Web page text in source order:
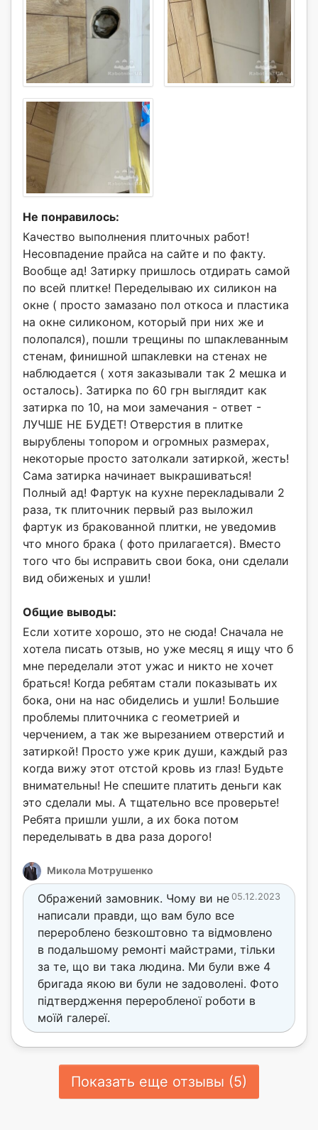
Не понравилось:
Качество выполнения плиточных работ!
Несовпадение прайса на сайте и по факту.
Вообще ад! Затирку пришлось отдирать самой
по всей плитке! Переделываю их силикон на
окне ( просто замазано пол откоса и пластика
на окне силиконом, который при них же и
полопался), пошли трещины по шпаклеванным
стенам, финишной шпаклевки на стенах не
наблюдается ( хотя заказывали так 2 мешка и
осталось). Затирка по 60 грн выглядит как
затирка по 10, на мои замечания - ответ -
ЛУЧШЕ НЕ БУДЕТ! Отверстия в плитке
вырублены топором и огромных размерах,
некоторые просто затолкали затиркой, жесть!
Сама затирка начинает выкрашиваться!
Полный ад! Фартук на кухне перекладывали 2
раза, тк плиточник первый раз выложил
фартук из бракованной плитки, не уведомив
что много брака ( фото прилагается). Вместо
того что бы исправить свои бока, они сделали
вид обиженых и ушли!
Общие выводы:
Если хотите хорошо, это не сюда! Сначала не
хотела писать отзыв, но уже месяц я ищу что б
мне переделали этот ужас и никто не хочет
браться! Когда ребятам стали показывать их
бока, они на нас обиделись и ушли! Большие
проблемы плиточника с геометрией и
черчением, а так же вырезанием отверстий и
затиркой! Просто уже крик души, каждый раз
когда вижу этот отстой кровь из глаз! Будьте
внимательны! Не спешите платить деньги как
это сделали мы. А тщательно все проверьте!
Ребята пришли ушли, а их бока потом
переделывать в два раза дорого!
Микола Мотрушенко
05.12.2023
Ображений замовник. Чому ви не
написали правди, що вам було все
перероблено безкоштовно та відмовлено
в подальшому ремонті майстрами, тільки
за те, що ви така людина. Ми були вже 4
бригада якою ви були не задоволені. Фото
підтвердження переробленої роботи в
моїй галереї.
Показать еще отзывы (5)